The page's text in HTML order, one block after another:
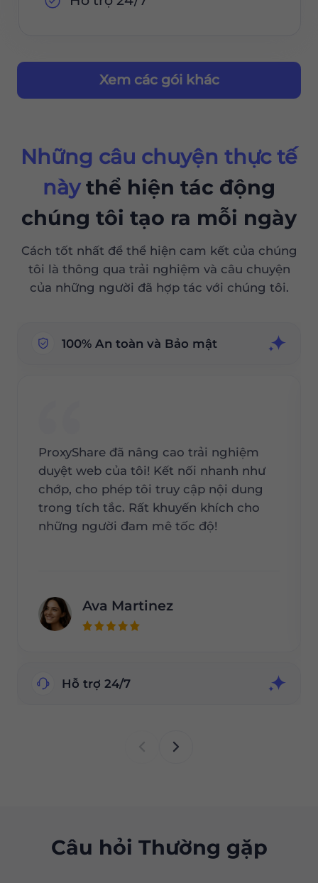
Xem các gói khác
Những câu chuyện thực tế
nàythể hiện tác động
chúng tôi tạo ra mỗi ngày
Cách tốt nhất để thể hiện cam kết của chúng
tôi là thông qua trải nghiệm và câu chuyện
của những người đã hợp tác với chúng tôi.
100% An toàn và Bảo mật
ProxyShare đã nâng cao trải nghiệm
duyệt web của tôi! Kết nối nhanh như
chớp, cho phép tôi truy cập nội dung
trong tích tắc. Rất khuyến khích cho
những người đam mê tốc độ!
Ava Martinez
Hỗ trợ 24/7
Câu hỏi Thường gặp